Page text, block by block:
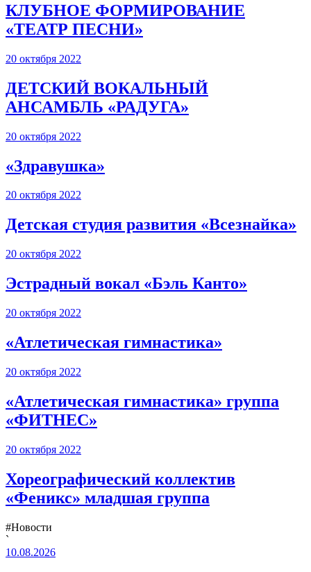
КЛУБНОЕ ФОРМИРОВАНИЕ
«ТЕАТР ПЕСНИ»
20 октября 2022
ДЕТСКИЙ ВОКАЛЬНЫЙ
АНСАМБЛЬ «РАДУГА»
20 октября 2022
«Здравушка»
20 октября 2022
Детская студия развития «Всезнайка»
20 октября 2022
Эстрадный вокал «Бэль Канто»
20 октября 2022
«Атлетическая гимнастика»
20 октября 2022
«Атлетическая гимнастика» группа
«ФИТНЕС»
20 октября 2022
Хореографический коллектив
«Феникс» младшая группа
#Новости
`
10.08.2026